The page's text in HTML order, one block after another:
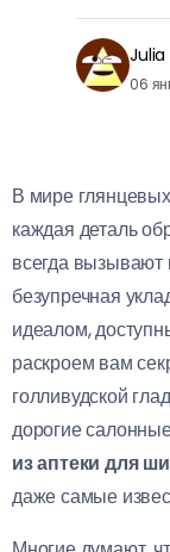
Julia
06
В мире
каждая деталь
всегда вызывают
безупречная
идеалом,
раскроем вам
голливудской
дорогие
из аптеки для
даже самые